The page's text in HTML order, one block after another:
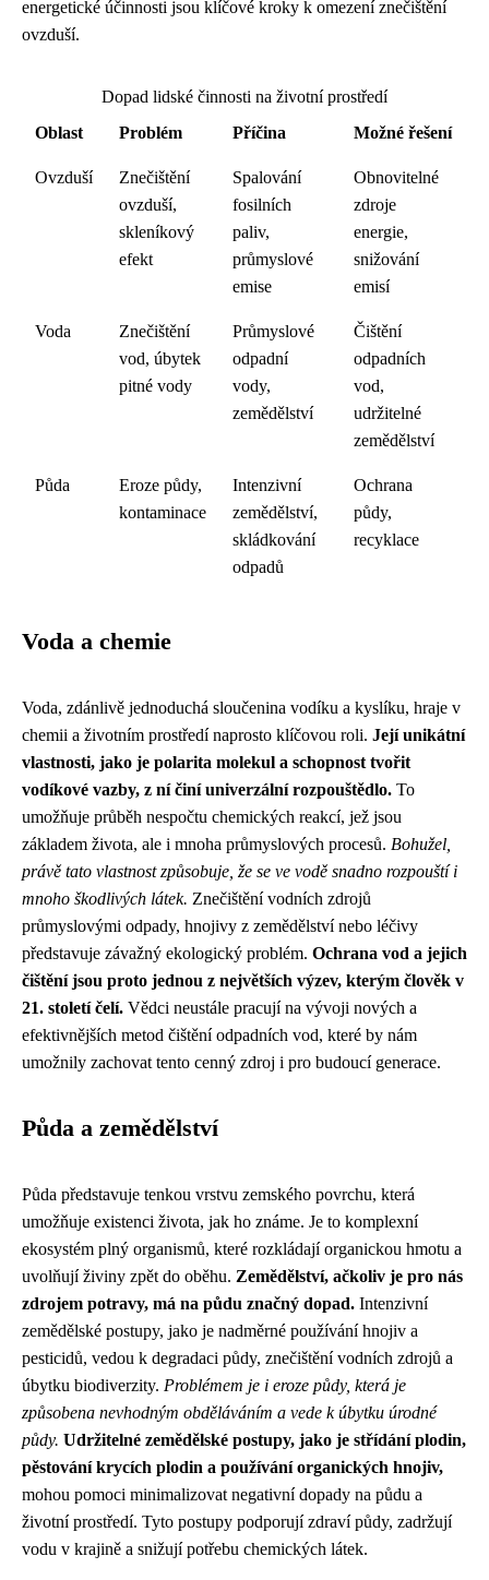
energetické účinnosti jsou klíčové kroky k omezení znečištění
ovzduší.
Dopad lidské činnosti na životní prostředí
Oblast
Problém Příčina Možné řešení
Ovzduší
Znečištění
ovzduší,
skleníkový
efekt
Spalování
fosilních
paliv,
průmyslové
emise
Obnovitelné
zdroje
energie,
snižování
emisí
Voda
Znečištění
vod, úbytek
pitné vody
Průmyslové
odpadní
vody,
zemědělství
Čištění
odpadních
vod,
udržitelné
zemědělství
Půda
Eroze půdy,
kontaminace
Intenzivní
zemědělství,
skládkování
odpadů
Ochrana
půdy,
recyklace
Voda a chemie
Voda, zdánlivě jednoduchá sloučenina vodíku a kyslíku, hraje v
chemii a životním prostředí naprosto klíčovou roli. Její unikátní
vlastnosti, jako je polarita molekul a schopnost tvořit
vodíkové vazby, z ní činí univerzální rozpouštědlo. To
umožňuje průběh nespočtu chemických reakcí, jež jsou
základem života, ale i mnoha průmyslových procesů. Bohužel,
právě tato vlastnost způsobuje, že se ve vodě snadno rozpouští i
mnoho škodlivých látek. Znečištění vodních zdrojů
průmyslovými odpady, hnojivy z zemědělství nebo léčivy
představuje závažný ekologický problém. Ochrana vod a jejich
čištění jsou proto jednou z největších výzev, kterým člověk v
21. století čelí. Vědci neustále pracují na vývoji nových a
efektivnějších metod čištění odpadních vod, které by nám
umožnily zachovat tento cenný zdroj i pro budoucí generace.
Půda a zemědělství
Půda představuje tenkou vrstvu zemského povrchu, která
umožňuje existenci života, jak ho známe. Je to komplexní
ekosystém plný organismů, které rozkládají organickou hmotu a
uvolňují živiny zpět do oběhu. Zemědělství, ačkoliv je pro nás
zdrojem potravy, má na půdu značný dopad. Intenzivní
zemědělské postupy, jako je nadměrné používání hnojiv a
pesticidů, vedou k degradaci půdy, znečištění vodních zdrojů a
úbytku biodiverzity. Problémem je i eroze půdy, která je
způsobena nevhodným obděláváním a vede k úbytku úrodné
půdy. Udržitelné zemědělské postupy, jako je střídání plodin,
pěstování krycích plodin a používání organických hnojiv,
mohou pomoci minimalizovat negativní dopady na půdu a
životní prostředí. Tyto postupy podporují zdraví půdy, zadržují
vodu v krajině a snižují potřebu chemických látek.